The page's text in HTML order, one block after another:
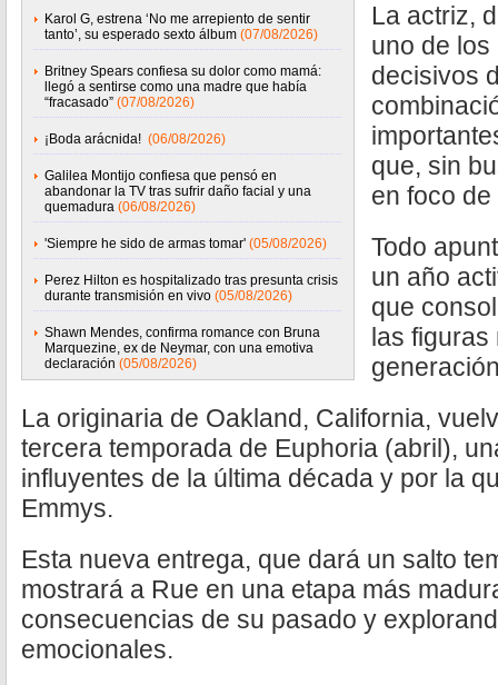
Karol G, estrena ‘No me arrepiento de sentir
tanto’, su esperado sexto álbum (07/08/2026)
Britney Spears confiesa su dolor como mamá:
llegó a sentirse como una madre que había
“fracasado” (07/08/2026)
¡Boda arácnida! (06/08/2026)
Galilea Montijo confiesa que pensó en
abandonar la TV tras sufrir daño facial y una
quemadura (06/08/2026)
'Siempre he sido de armas tomar' (05/08/2026)
Perez Hilton es hospitalizado tras presunta crisis
durante transmisión en vivo (05/08/2026)
Shawn Mendes, confirma romance con Bruna
Marquezine, ex de Neymar, con una emotiva
declaración (05/08/2026)
La actriz,
uno de
decisivos
que, sin
en foco
Todo
un año
que
las figuras
La originaria de Oakland, California,
tercera temporada de Euphoria (abril),
influyentes de la última década y por la
Emmys.
Esta nueva entrega, que dará un salto
mostrará a Rue en una etapa más
consecuencias de su pasado y
emocionales.